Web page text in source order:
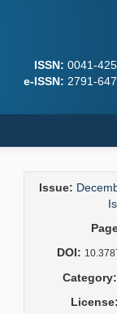
ISSN: 0041-
e-ISSN: 2791-
Issue:
DOI:
Category:
License: